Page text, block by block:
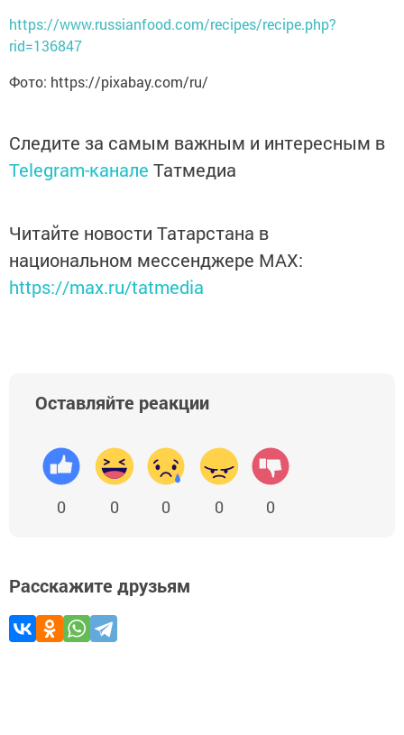
https://www.russianfood.com/recipes/recipe.php?
rid=136847
Фото: https://pixabay.com/ru/
Следите за самым важным и интересным в
Telegram-канале Татмедиа
Читайте новости Татарстана в
национальном мессенджере MАХ:
https://max.ru/tatmedia
Оставляйте реакции
0 0 0 0 0
Расскажите друзьям